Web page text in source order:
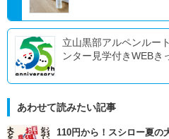
立山黒部アルペンルー
ンター見学付きWEBき
あわせて読みたい記事
110円から！スシロー夏の